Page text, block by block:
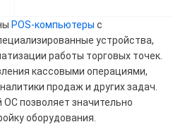
POS-компьютеры с
устройства,
работы торговых точек.
кассовыми операциями,
продаж и других задач.
позволяет значительно
оборудования.